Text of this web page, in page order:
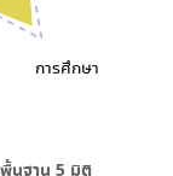
การศึกษา
นฐาน 5 มิติ